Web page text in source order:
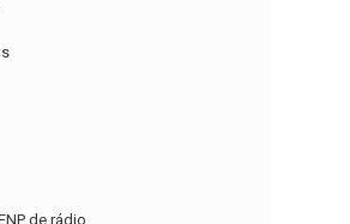
de rádio